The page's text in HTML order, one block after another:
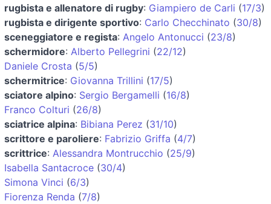
rugbista e allenatore di rugby: Giampiero de Carli (17/3)
rugbista e dirigente sportivo: Carlo Checchinato (30/8)
sceneggiatore e regista: Angelo Antonucci (23/8)
schermidore: Alberto Pellegrini (22/12)
Daniele Crosta (5/5)
schermitrice: Giovanna Trillini (17/5)
sciatore alpino: Sergio Bergamelli (16/8)
Franco Colturi (26/8)
sciatrice alpina: Bibiana Perez (31/10)
scrittore e paroliere: Fabrizio Griffa (4/7)
scrittrice: Alessandra Montrucchio (25/9)
Isabella Santacroce (30/4)
Simona Vinci (6/3)
Fiorenza Renda (7/8)